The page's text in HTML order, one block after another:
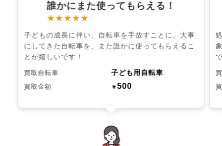
誰かにまた使ってもらえる！
★★★★★
子どもの成長に伴い、自転車を手放すことに。大事
にしてきた自転車を、また誰かに使ってもらえるこ
とが嬉しいです！
買取自転車 子ども用自転車
買取金額 ￥500
chevron_left chevron_right